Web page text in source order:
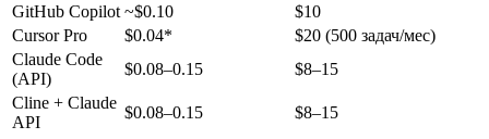
GitHub Copilot ~$0.10
$10
Cursor Pro
$0.04*
$20 (500 задач/мес)
Claude Code
(API)
$0.08–0.15
$8–15
Cline + Claude
API
$0.08–0.15 $8–15